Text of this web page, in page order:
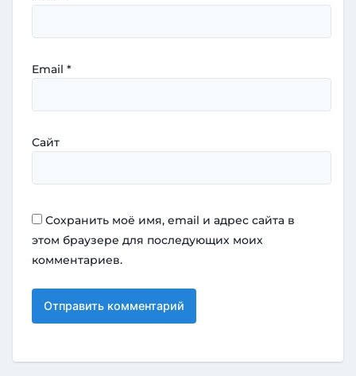
Email *
Сайт
Сохранить моё имя, email и адрес сайта в
этом браузере для последующих моих
комментариев.